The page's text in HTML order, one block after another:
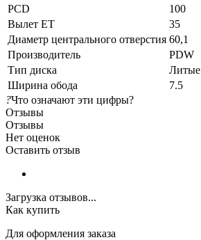
PCD
100
Вылет ET
35
Диаметр центрального отверстия 60,1
Производитель
PDW
Тип диска
Литые
Ширина обода
7.5
?Что означают эти цифры?
Отзывы
Отзывы
Нет оценок
Оставить отзыв
Загрузка отзывов...
Как купить
Для оформления заказа